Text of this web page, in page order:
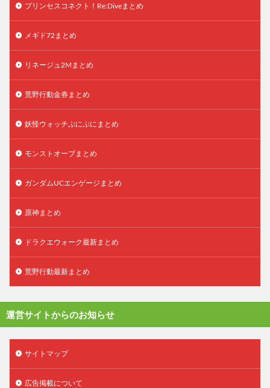
プリンセスコネクト！Re:Diveまとめ
メギド72まとめ
リネージュ2Mまとめ
荒野行動金券まとめ
妖怪ウォッチぷにぷにまとめ
モンストオーブまとめ
ガンダムUCエンゲージまとめ
原神まとめ
ドラクエウォーク最新まとめ
荒野行動最新まとめ
運営サイトからのお知らせ
サイトマップ
広告掲載について